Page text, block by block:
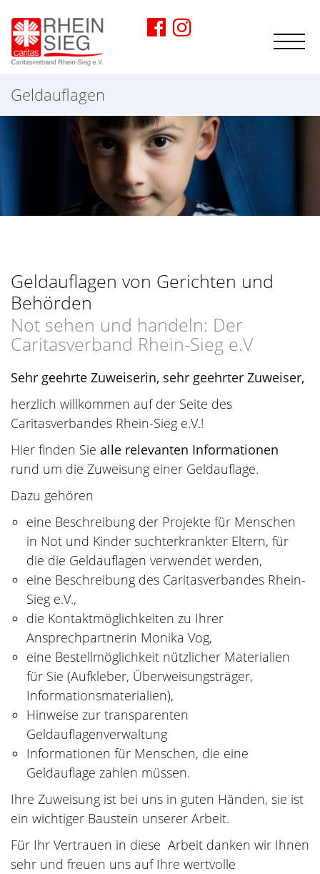
Geldauflagen
Geldauflagen von Gerichten und
Behörden
Not sehen und handeln: Der
Caritasverband Rhein-Sieg e.V
Sehr geehrte Zuweiserin, sehr geehrter Zuweiser,
herzlich willkommen auf der Seite des
Caritasverbandes Rhein-Sieg e.V.!
Hier finden Sie alle relevanten Informationen
rund um die Zuweisung einer Geldauflage.
Dazu gehören
eine Beschreibung der Projekte für Menschen
in Not und Kinder suchterkrankter Eltern, für
die die Geldauflagen verwendet werden,
eine Beschreibung des Caritasverbandes Rhein-
Sieg e.V.,
die Kontaktmöglichkeiten zu Ihrer
Ansprechpartnerin Monika Vog,
eine Bestellmöglichkeit nützlicher Materialien
für Sie (Aufkleber, Überweisungsträger,
Informationsmaterialien),
Hinweise zur transparenten
Geldauflagenverwaltung
Informationen für Menschen, die eine
Geldauflage zahlen müssen.
Ihre Zuweisung ist bei uns in guten Händen, sie ist
ein wichtiger Baustein unserer Arbeit.
Für Ihr Vertrauen in diese Arbeit danken wir Ihnen
sehr und freuen uns auf Ihre wertvolle